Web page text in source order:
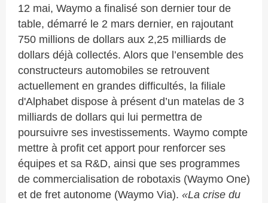
12 mai, Waymo a finalisé son dernier tour de
table, démarré le 2 mars dernier, en rajoutant
750 millions de dollars aux 2,25 milliards de
dollars déjà collectés. Alors que l’ensemble des
constructeurs automobiles se retrouvent
actuellement en grandes difficultés, la filiale
d'Alphabet dispose à présent d’un matelas de 3
milliards de dollars qui lui permettra de
poursuivre ses investissements. Waymo compte
mettre à profit cet apport pour renforcer ses
équipes et sa R&D, ainsi que ses programmes
de commercialisation de robotaxis (Waymo One)
et de fret autonome (Waymo Via). «La crise du